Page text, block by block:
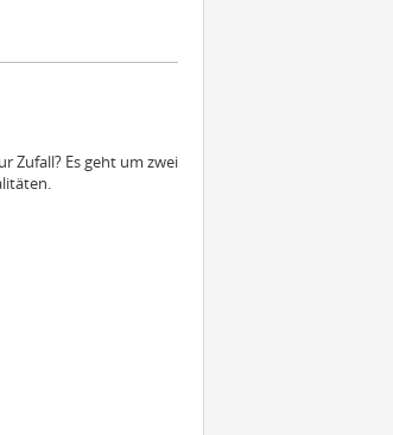
Zufall? Es geht um zwei